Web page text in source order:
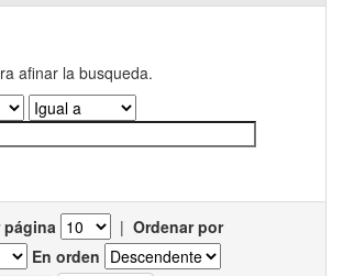
afinar la busqueda.
página | Ordenar por
En orden